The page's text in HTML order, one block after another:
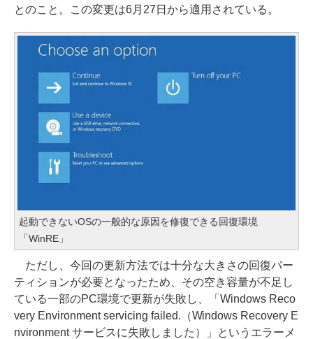
とのこと。この変更は6月27日から適用されている。
起動できないOSの一般的な原因を修復できる回復環境
「WinRE」
ただし、今回の更新方法では十分な大きさの回復パー
ティションが必要となったため、その空き容量が不足し
ている一部のPC環境で更新が失敗し、「Windows Reco
very Environment servicing failed.（Windows Recovery E
nvironment サービスに失敗しました）」というエラーメ